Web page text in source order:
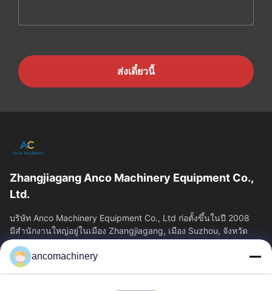
ส่งเดี๋ยวนี้
Zhangjiagang Anco Machinery Equipment Co.,
Ltd.
บริษัท Anco Machinery Equipment Co., Ltd ก่อตั้งขึ้นในปี 2008
มีสํานักงานใหญ่อยู่ในเมือง Zhangjiagang, เมือง Suzhou, จังหวัด
Jiangsu.
ลิงก์ด่วนancomachinery